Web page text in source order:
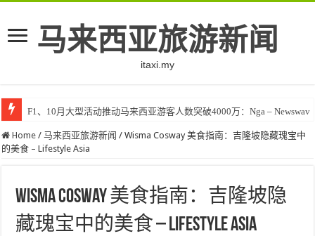
马来西亚旅游新闻
itaxi.my
F1、10月大型活动推动马来西亚游客人数突破4000万：Nga – Newswav
Home / 马来西亚旅游新闻 / Wisma Cosway 美食指南：吉隆坡隐藏瑰宝中
的美食 – Lifestyle Asia
Wisma Cosway 美食指南：吉隆坡隐
藏瑰宝中的美食 – Lifestyle Asia